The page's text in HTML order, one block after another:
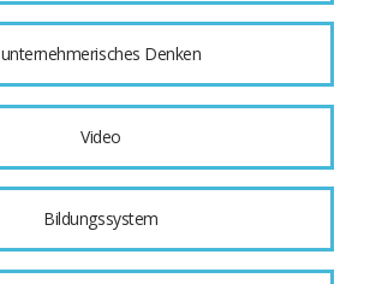
unternehmerisches Denken
Video
Bildungssystem